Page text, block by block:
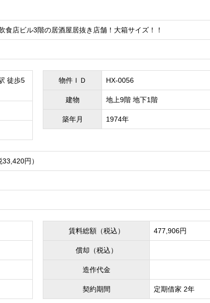
店ビル3階の居酒屋居抜き店舗！大箱サイズ！！
徒歩5
物件ＩＤ HX-0056
建物 地上9階 地下1階
築年月 1974年
円）
賃料総額（税込） 477,906円
償却（税込）
造作代金
契約期間 定期借家 2年